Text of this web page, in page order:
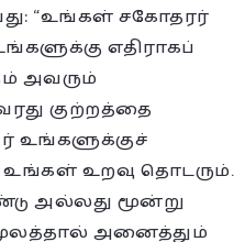
“உங்கள் சகோதரர்
எதிராகப்
அவரும்
குற்றத்தை
உங்களுக்குச்
உங்கள் உறவு தொடரும்.
அல்லது மூன்று
அனைத்தும்